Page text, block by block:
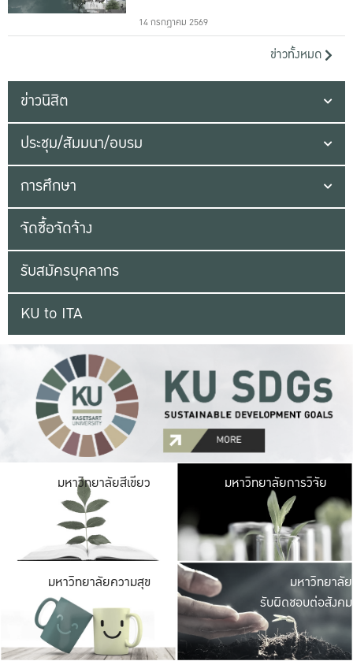
14 กรกฎาคม 2569
ข่าวทั้งหมด
ข่าวนิสิต
ประชุม/สัมมนา/อบรม
การศึกษา
จัดซื้อจัดจ้าง
รับสมัครบุคลากร
KU to ITA
มหาวิทยาลัยสีเขียว มหาวิ
มีพื้นที่เขียวสดใส
เป็นป่าในเมือง เกษต
มหาวิทยาลัยการวิจัย
มหาวิทยาลัยความสุข มหาวิ
ค
เปิดประ
และพบเรื่องราวใ
มหาวิทยาลัย
รับผิดชอบต่อสังคม